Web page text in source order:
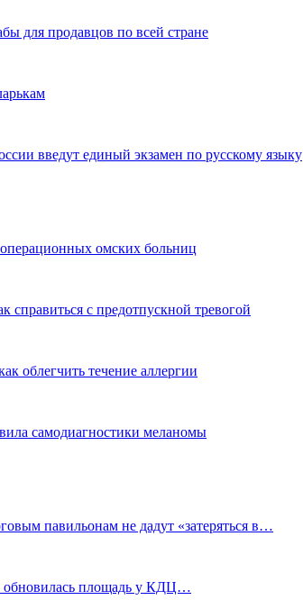
для продавцов по всей стране
введут единый экзамен по русскому языку
омских больниц
справиться с предотпускной тревогой
облегчить течение аллергии
самодиагностики меланомы
павильонам не дадут «затеряться в…
обновилась площадь у КДЦ…